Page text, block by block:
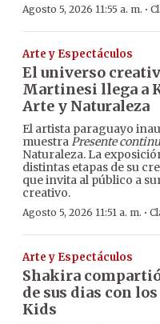
Agosto 5, 2026 11:55 a. m. ·
Arte y Espectáculos
El universo
Martinesi llega a
Arte y Naturaleza
El artista paraguayo
muestraPresente
Naturaleza. La
distintas etapas de su
que invita al público a
creativo.
Agosto 5, 2026 11:51 a. m. ·
Arte y Espectáculos
Shakira
de sus dias con
Kids